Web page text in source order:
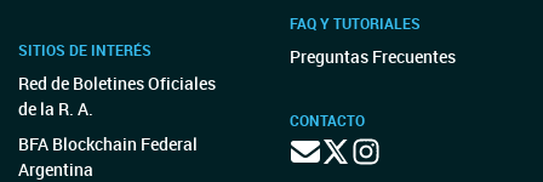
SITIOS DE INTERÉS
Red de Boletines Oficiales
de la R. A.
BFA Blockchain Federal
Argentina
FAQ Y TUTORIALES
Preguntas Frecuentes
CONTACTO